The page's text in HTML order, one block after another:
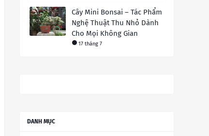
Cây Mini Bonsai – Tác Phẩm
Nghệ Thuật Thu Nhỏ Dành
Cho Mọi Không Gian
17 tháng 7
DANH MỤC